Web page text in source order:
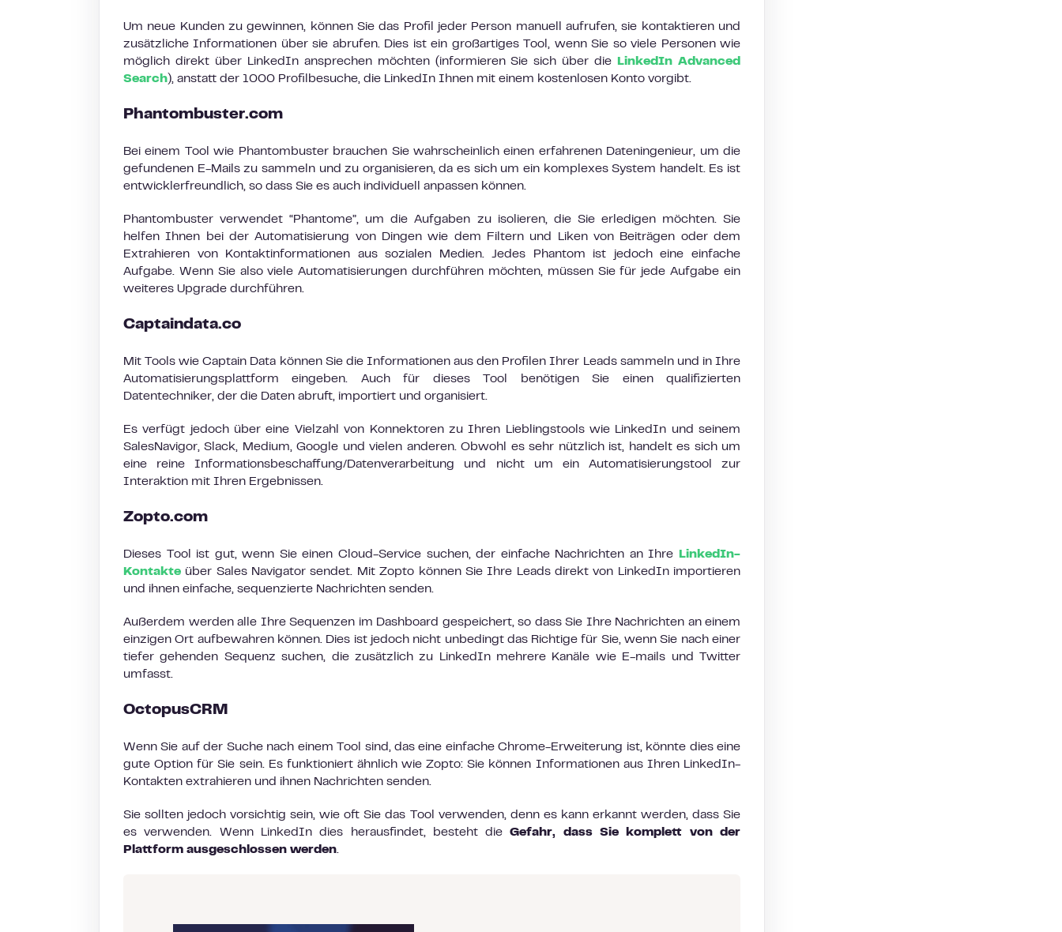
Um neue Kunden zu gewinnen, können Sie das Profil jeder Person manuell aufrufen, sie kontaktieren und
zusätzliche Informationen über sie abrufen. Dies ist ein großartiges Tool, wenn Sie so viele Personen wie
möglich direkt über LinkedIn ansprechen möchten (informieren Sie sich über die
LinkedIn Advanced
Search), anstatt der 1000 Profilbesuche, die LinkedIn Ihnen mit einem kostenlosen Konto vorgibt.
Phantombuster.com
Bei einem Tool wie Phantombuster brauchen Sie wahrscheinlich einen erfahrenen Dateningenieur, um die
gefundenen E-Mails zu sammeln und zu organisieren, da es sich um ein komplexes System handelt. Es ist
entwicklerfreundlich, so dass Sie es auch individuell anpassen können.
Phantombuster verwendet “Phantome”, um die Aufgaben zu isolieren, die Sie erledigen möchten. Sie
helfen Ihnen bei der Automatisierung von Dingen wie dem Filtern und Liken von Beiträgen oder dem
Extrahieren von Kontaktinformationen aus sozialen Medien. Jedes Phantom ist jedoch eine einfache
Aufgabe. Wenn Sie also viele Automatisierungen durchführen möchten, müssen Sie für jede Aufgabe ein
weiteres Upgrade durchführen.
Captaindata.co
Mit Tools wie Captain Data können Sie die Informationen aus den Profilen Ihrer Leads sammeln und in Ihre
Automatisierungsplattform eingeben. Auch für dieses Tool benötigen Sie einen qualifizierten
Datentechniker, der die Daten abruft, importiert und organisiert.
Es verfügt jedoch über eine Vielzahl von Konnektoren zu Ihren Lieblingstools wie LinkedIn und seinem
SalesNavigor, Slack, Medium, Google und vielen anderen. Obwohl es sehr nützlich ist, handelt es sich um
eine reine Informationsbeschaffung/Datenverarbeitung und nicht um ein Automatisierungstool zur
Interaktion mit Ihren Ergebnissen.
Zopto.com
Dieses Tool ist gut, wenn Sie einen Cloud-Service suchen, der einfache Nachrichten an Ihre
LinkedIn-
Kontakte über Sales Navigator sendet. Mit Zopto können Sie Ihre Leads direkt von LinkedIn importieren
und ihnen einfache, sequenzierte Nachrichten senden.
Außerdem werden alle Ihre Sequenzen im Dashboard gespeichert, so dass Sie Ihre Nachrichten an einem
einzigen Ort aufbewahren können. Dies ist jedoch nicht unbedingt das Richtige für Sie, wenn Sie nach einer
tiefer gehenden Sequenz suchen, die zusätzlich zu LinkedIn mehrere Kanäle wie E-mails und Twitter
umfasst.
OctopusCRM
Wenn Sie auf der Suche nach einem Tool sind, das eine einfache Chrome-Erweiterung ist, könnte dies eine
gute Option für Sie sein. Es funktioniert ähnlich wie Zopto: Sie können Informationen aus Ihren LinkedIn-
Kontakten extrahieren und ihnen Nachrichten senden.
Sie sollten jedoch vorsichtig sein, wie oft Sie das Tool verwenden, denn es kann erkannt werden, dass Sie
es verwenden. Wenn LinkedIn dies herausfindet, besteht dieGefahr, dass Sie komplett von der
Plattform ausgeschlossen werden.